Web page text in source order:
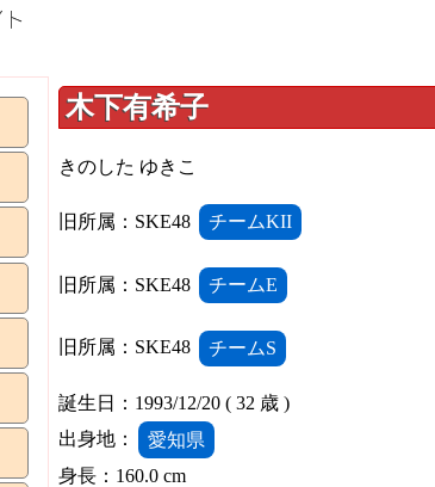
木下有希子
きのした ゆきこ
旧所属：SKE48 チームKII
旧所属：SKE48 チームE
旧所属：SKE48 チームS
誕生日：1993/12/20 ( 32 歳 )
出身地：
愛知県
身長：160.0 cm